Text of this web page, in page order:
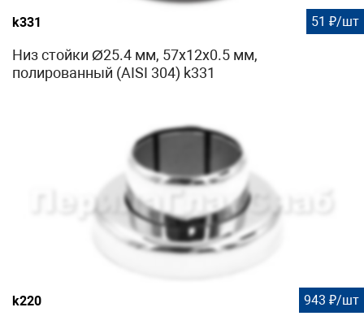
k331 51 ₽/шт
Низ стойки Ø25.4 мм, 57х12х0.5 мм,
полированный (AISI 304) k331
k220 943 ₽/шт